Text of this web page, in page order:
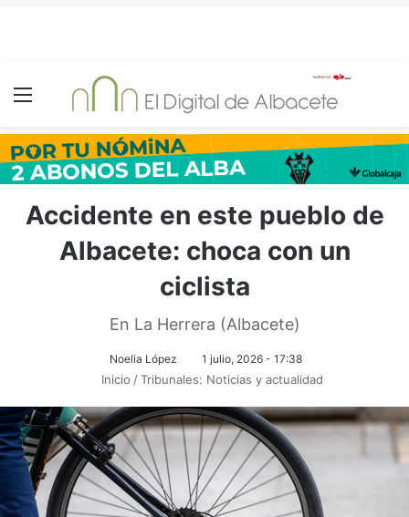
Menú
Accidente en este pueblo de
Albacete: choca con un
ciclista
En La Herrera (Albacete)
Noelia López 1 julio, 2026 - 17:38
Inicio /Tribunales: Noticias y actualidad